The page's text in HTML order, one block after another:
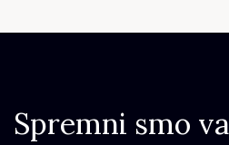
Spremni smo